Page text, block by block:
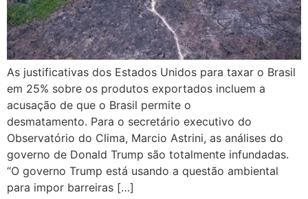
As justificativas dos Estados Unidos para taxar o Brasil
em 25% sobre os produtos exportados incluem a
acusação de que o Brasil permite o
desmatamento. Para o secretário executivo do
Observatório do Clima, Marcio Astrini, as análises do
governo de Donald Trump são totalmente infundadas.
“O governo Trump está usando a questão ambiental
para impor barreiras […]